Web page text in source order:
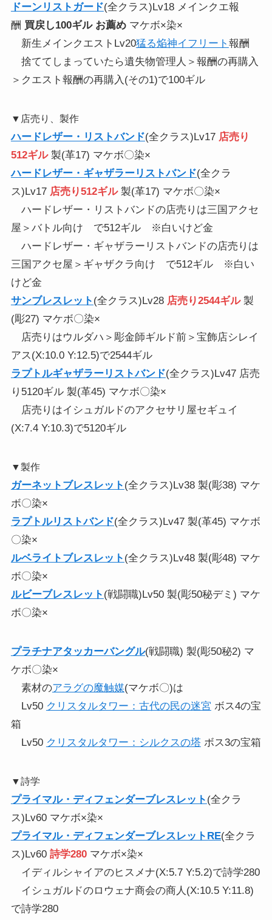
ドーンリストガード(全クラス)Lv18 メインクエ報
酬 買戻し100ギル お薦めマケボ×染×
新生メインクエストLv20猛る焔神イフリート 報酬
捨ててしまっていたら遺失物管理人＞報酬の再購入
＞クエスト報酬の再購入(その1)で100ギル
▼店売り、製作
ハードレザー・リストバンド(全クラス)Lv17 店売り
512ギル製(革17) マケボ〇染×
ハードレザー・ギャザラーリストバンド(全クラ
ス)Lv17 店売り512ギル製(革17) マケボ〇染×
ハードレザー・リストバンドの店売りは三国アクセ
屋＞バトル向け で512ギル ※白いけど金
ハードレザー・ギャザラーリストバンドの店売りは
三国アクセ屋＞ギャザクラ向け で512ギル ※白い
けど金
サンブレスレット (全クラス)Lv28 店売り2544ギル製
(彫27) マケボ〇染×
店売りはウルダハ＞彫金師ギルド前＞宝飾店シレイ
アス(X:10.0 Y:12.5)で2544ギル
ラプトルギャザラーリストバンド(全クラス)Lv47 店売
り5120ギル 製(革45) マケボ〇染×
店売りはイシュガルドのアクセサリ屋セギュイ
(X:7.4 Y:10.3)で5120ギル
▼製作
ガーネットブレスレット (全クラス)Lv38 製(彫38) マケ
ボ〇染×
ラプトルリストバンド(全クラス)Lv47 製(革45) マケボ
〇染×
ルベライトブレスレット (全クラス)Lv48 製(彫48) マケ
ボ〇染×
ルビーブレスレット (戦闘職)Lv50 製(彫50秘デミ) マケ
ボ〇染×
プラチナアタッカーバングル(戦闘職) 製(彫50秘2) マ
ケボ〇染×
素材のアラグの魔触媒(マケボ〇)は
Lv50 クリスタルタワー：古代の民の迷宮 ボス4の宝
箱
Lv50 クリスタルタワー：シルクスの塔ボス3の宝箱
▼詩学
プライマル・ディフェンダーブレスレット (全クラ
ス)Lv60 マケボ×染×
プライマル・ディフェンダーブレスレットRE(全クラ
ス)Lv60 詩学280 マケボ×染×
イディルシャイアのヒスメナ(X:5.7 Y:5.2)で詩学280
イシュガルドのロウェナ商会の商人(X:10.5 Y:11.8)
で詩学280